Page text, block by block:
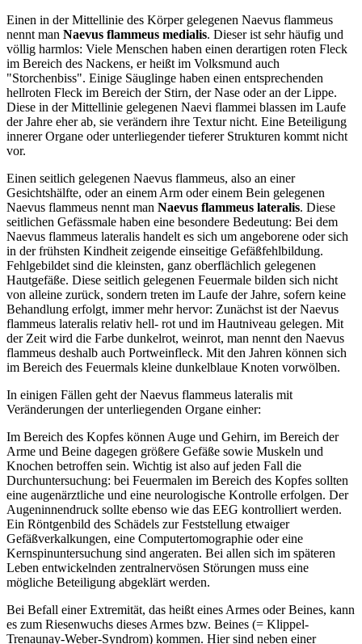
Einen in der Mittellinie des Körper gelegenen Naevus flammeus
nennt man Naevus flammeus medialis. Dieser ist sehr häufig und
völlig harmlos: Viele Menschen haben einen derartigen roten Fleck
im Bereich des Nackens, er heißt im Volksmund auch
"Storchenbiss". Einige Säuglinge haben einen entsprechenden
hellroten Fleck im Bereich der Stirn, der Nase oder an der Lippe.
Diese in der Mittellinie gelegenen Naevi flammei blassen im Laufe
der Jahre eher ab, sie verändern ihre Textur nicht. Eine Beteiligung
innerer Organe oder unterliegender tieferer Strukturen kommt nicht
vor.
Einen seitlich gelegenen Naevus flammeus, also an einer
Gesichtshälfte, oder an einem Arm oder einem Bein gelegenen
Naevus flammeus nennt man Naevus flammeus lateralis. Diese
seitlichen Gefässmale haben eine besondere Bedeutung: Bei dem
Naevus flammeus lateralis handelt es sich um angeborene oder sich
in der frühsten Kindheit zeigende einseitige Gefäßfehlbildung.
Fehlgebildet sind die kleinsten, ganz oberflächlich gelegenen
Hautgefäße. Diese seitlich gelegenen Feuermale bilden sich nicht
von alleine zurück, sondern treten im Laufe der Jahre, sofern keine
Behandlung erfolgt, immer mehr hervor: Zunächst ist der Naevus
flammeus lateralis relativ hell- rot und im Hautniveau gelegen. Mit
der Zeit wird die Farbe dunkelrot, weinrot, man nennt den Naevus
flammeus deshalb auch Portweinfleck. Mit den Jahren können sich
im Bereich des Feuermals kleine dunkelblaue Knoten vorwölben.
In einigen Fällen geht der Naevus flammeus lateralis mit
Veränderungen der unterliegenden Organe einher:
Im Bereich des Kopfes können Auge und Gehirn, im Bereich der
Arme und Beine dagegen größere Gefäße sowie Muskeln und
Knochen betroffen sein. Wichtig ist also auf jeden Fall die
Durchuntersuchung: bei Feuermalen im Bereich des Kopfes sollten
eine augenärztliche und eine neurologische Kontrolle erfolgen. Der
Augeninnendruck sollte ebenso wie das EEG kontrolliert werden.
Ein Röntgenbild des Schädels zur Feststellung etwaiger
Gefäßverkalkungen, eine Computertomographie oder eine
Kernspinuntersuchung sind angeraten. Bei allen sich im späteren
Leben entwickelnden zentralnervösen Störungen muss eine
mögliche Beteiligung abgeklärt werden.
Bei Befall einer Extremität, das heißt eines Armes oder Beines, kann
es zum Riesenwuchs dieses Armes bzw. Beines (= Klippel-
Trenaunay-Weber-Syndrom) kommen. Hier sind neben einer